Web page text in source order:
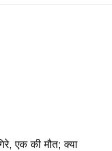
एक की मौत; क्या